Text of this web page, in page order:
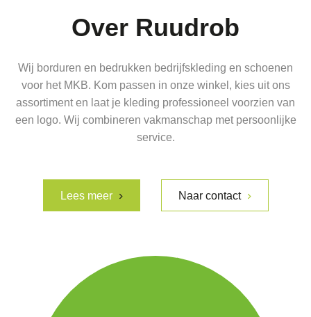
Over Ruudrob
Wij borduren en bedrukken bedrijfskleding en schoenen
voor het MKB. Kom passen in onze winkel, kies uit ons
assortiment en laat je kleding professioneel voorzien van
een logo. Wij combineren vakmanschap met persoonlijke
service.
Lees meer Naar contact